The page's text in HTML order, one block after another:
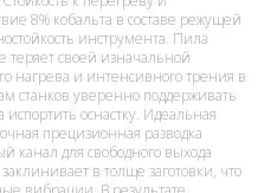
8% кобальта в составе режущей
инструмента. Пила
теряет своей изначальной
нагрева и интенсивного трения в
станков уверенно поддерживать
испортить оснастку. Идеальная
прецизионная разводка
канал для свободного выхода
в толще заготовки, что